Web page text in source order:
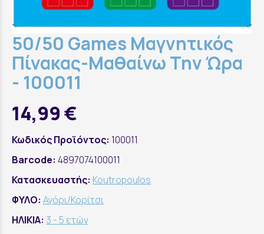
50/50 Games Μαγνητικός
Πίνακας-Μαθαίνω Την Ώρα
- 100011
14,99 €
Κωδικός Προϊόντος: 100011
Barcode: 4897074100011
Κατασκευαστής: Koutropoulos
ΦΥΛΟ: Αγόρι/Κορίτσι
ΗΛΙΚΙΑ: 3 - 5 ετών